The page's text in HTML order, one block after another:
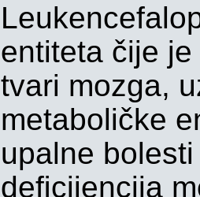
entiteta čije
tvari mozga,
metaboličke
upalne
deﬁcijencija